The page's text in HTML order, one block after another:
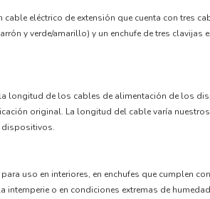
cable eléctrico de extensión que cuenta con tres
y verde/amarillo) y un enchufe de tres clavijas
longitud de los cables de alimentación de los
original. La longitud del cable varía
dispositivos.
uso en interiores, en enchufes que cumplen
intemperie o en condiciones extremas de